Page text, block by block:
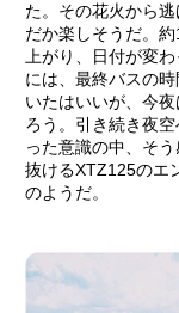
た。その花火から
だか楽しそうだ。
上がり、日付が変
には、最終バスの
いたはいいが、今
ろう。引き続き夜
った意識の中、そ
抜けるXTZ125のエ
のようだ。